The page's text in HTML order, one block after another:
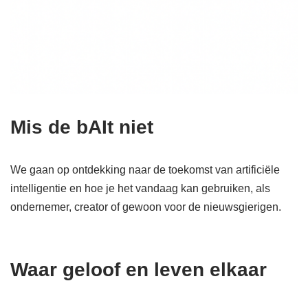
Mis de bAIt niet
We gaan op ontdekking naar de toekomst van artificiële
intelligentie en hoe je het vandaag kan gebruiken, als
ondernemer, creator of gewoon voor de nieuwsgierigen.
Waar geloof en leven elkaar